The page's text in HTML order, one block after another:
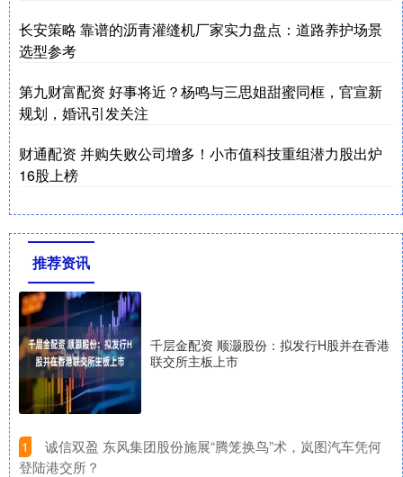
长安策略 靠谱的沥青灌缝机厂家实力盘点：道路养护场景
选型参考
第九财富配资 好事将近？杨鸣与三思姐甜蜜同框，官宣新
规划，婚讯引发关注
财通配资 并购失败公司增多！小市值科技重组潜力股出炉
16股上榜
推荐资讯
千层金配资 顺灏股份：拟发行H股并在香港
联交所主板上市
1
​诚信双盈 东风集团股份施展“腾笼换鸟”术，岚图汽车凭何
登陆港交所？